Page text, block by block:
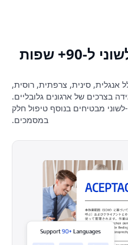
מ-90 שפות, כולל אנגלית, סינית, צרפתית, רוסית,
בצרכים של ארגונים גלובליים.
מבטיחים בנוסף טיפול חלק
במסמכים.